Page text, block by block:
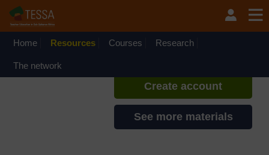
Home Resources Courses Research
The network
TESSA - Swahili - All Africa
If you create an account, you can
set up a personal learning profile
Create account
See more materials